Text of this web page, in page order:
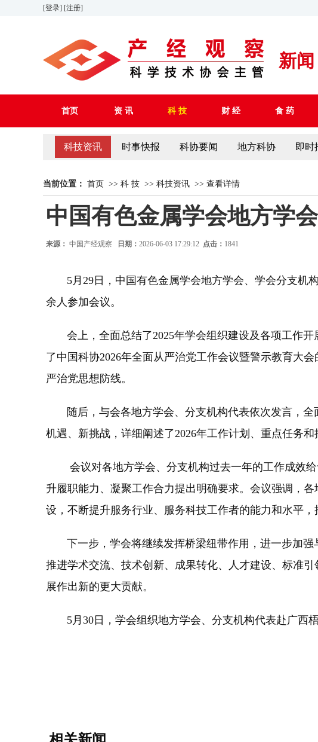
[登录] [注册]
新闻
首页 资 讯 科 技 财 经 食 药
科技资讯 时事快报 科协要闻 地方科协 即时
当前位置： 首页 >> 科 技 >> 科技资讯 >> 查看详情
中国有色金属学会地方学
来源： 中国产经观察 日期： 2026-06-03 17:29:12 点击： 1841
5月29日，中国有色金属学会地方学会、学会分支机
余人参加会议。
会上，全面总结了2025年学会组织建设及各项工作开
了中国科协2026年全面从严治党工作会议暨警示教育大
严治党思想防线。
随后，与会各地方学会、分支机构代表依次发言，全
机遇、新挑战，详细阐述了2026年工作计划、重点任务和
会议对各地方学会、分支机构过去一年的工作成效给
升履职能力、凝聚工作合力提出明确要求。会议强调，
设，不断提升服务行业、服务科技工作者的能力和水平，
下一步，学会将继续发挥桥梁纽带作用，进一步加强
推进学术交流、技术创新、成果转化、人才建设、标准
展作出新的更大贡献。
5月30日，学会组织地方学会、分支机构代表赴广西梧